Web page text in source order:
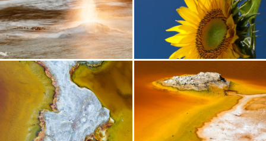
TU WEB CON BLUEKEA
(DESCUENTO 15%)